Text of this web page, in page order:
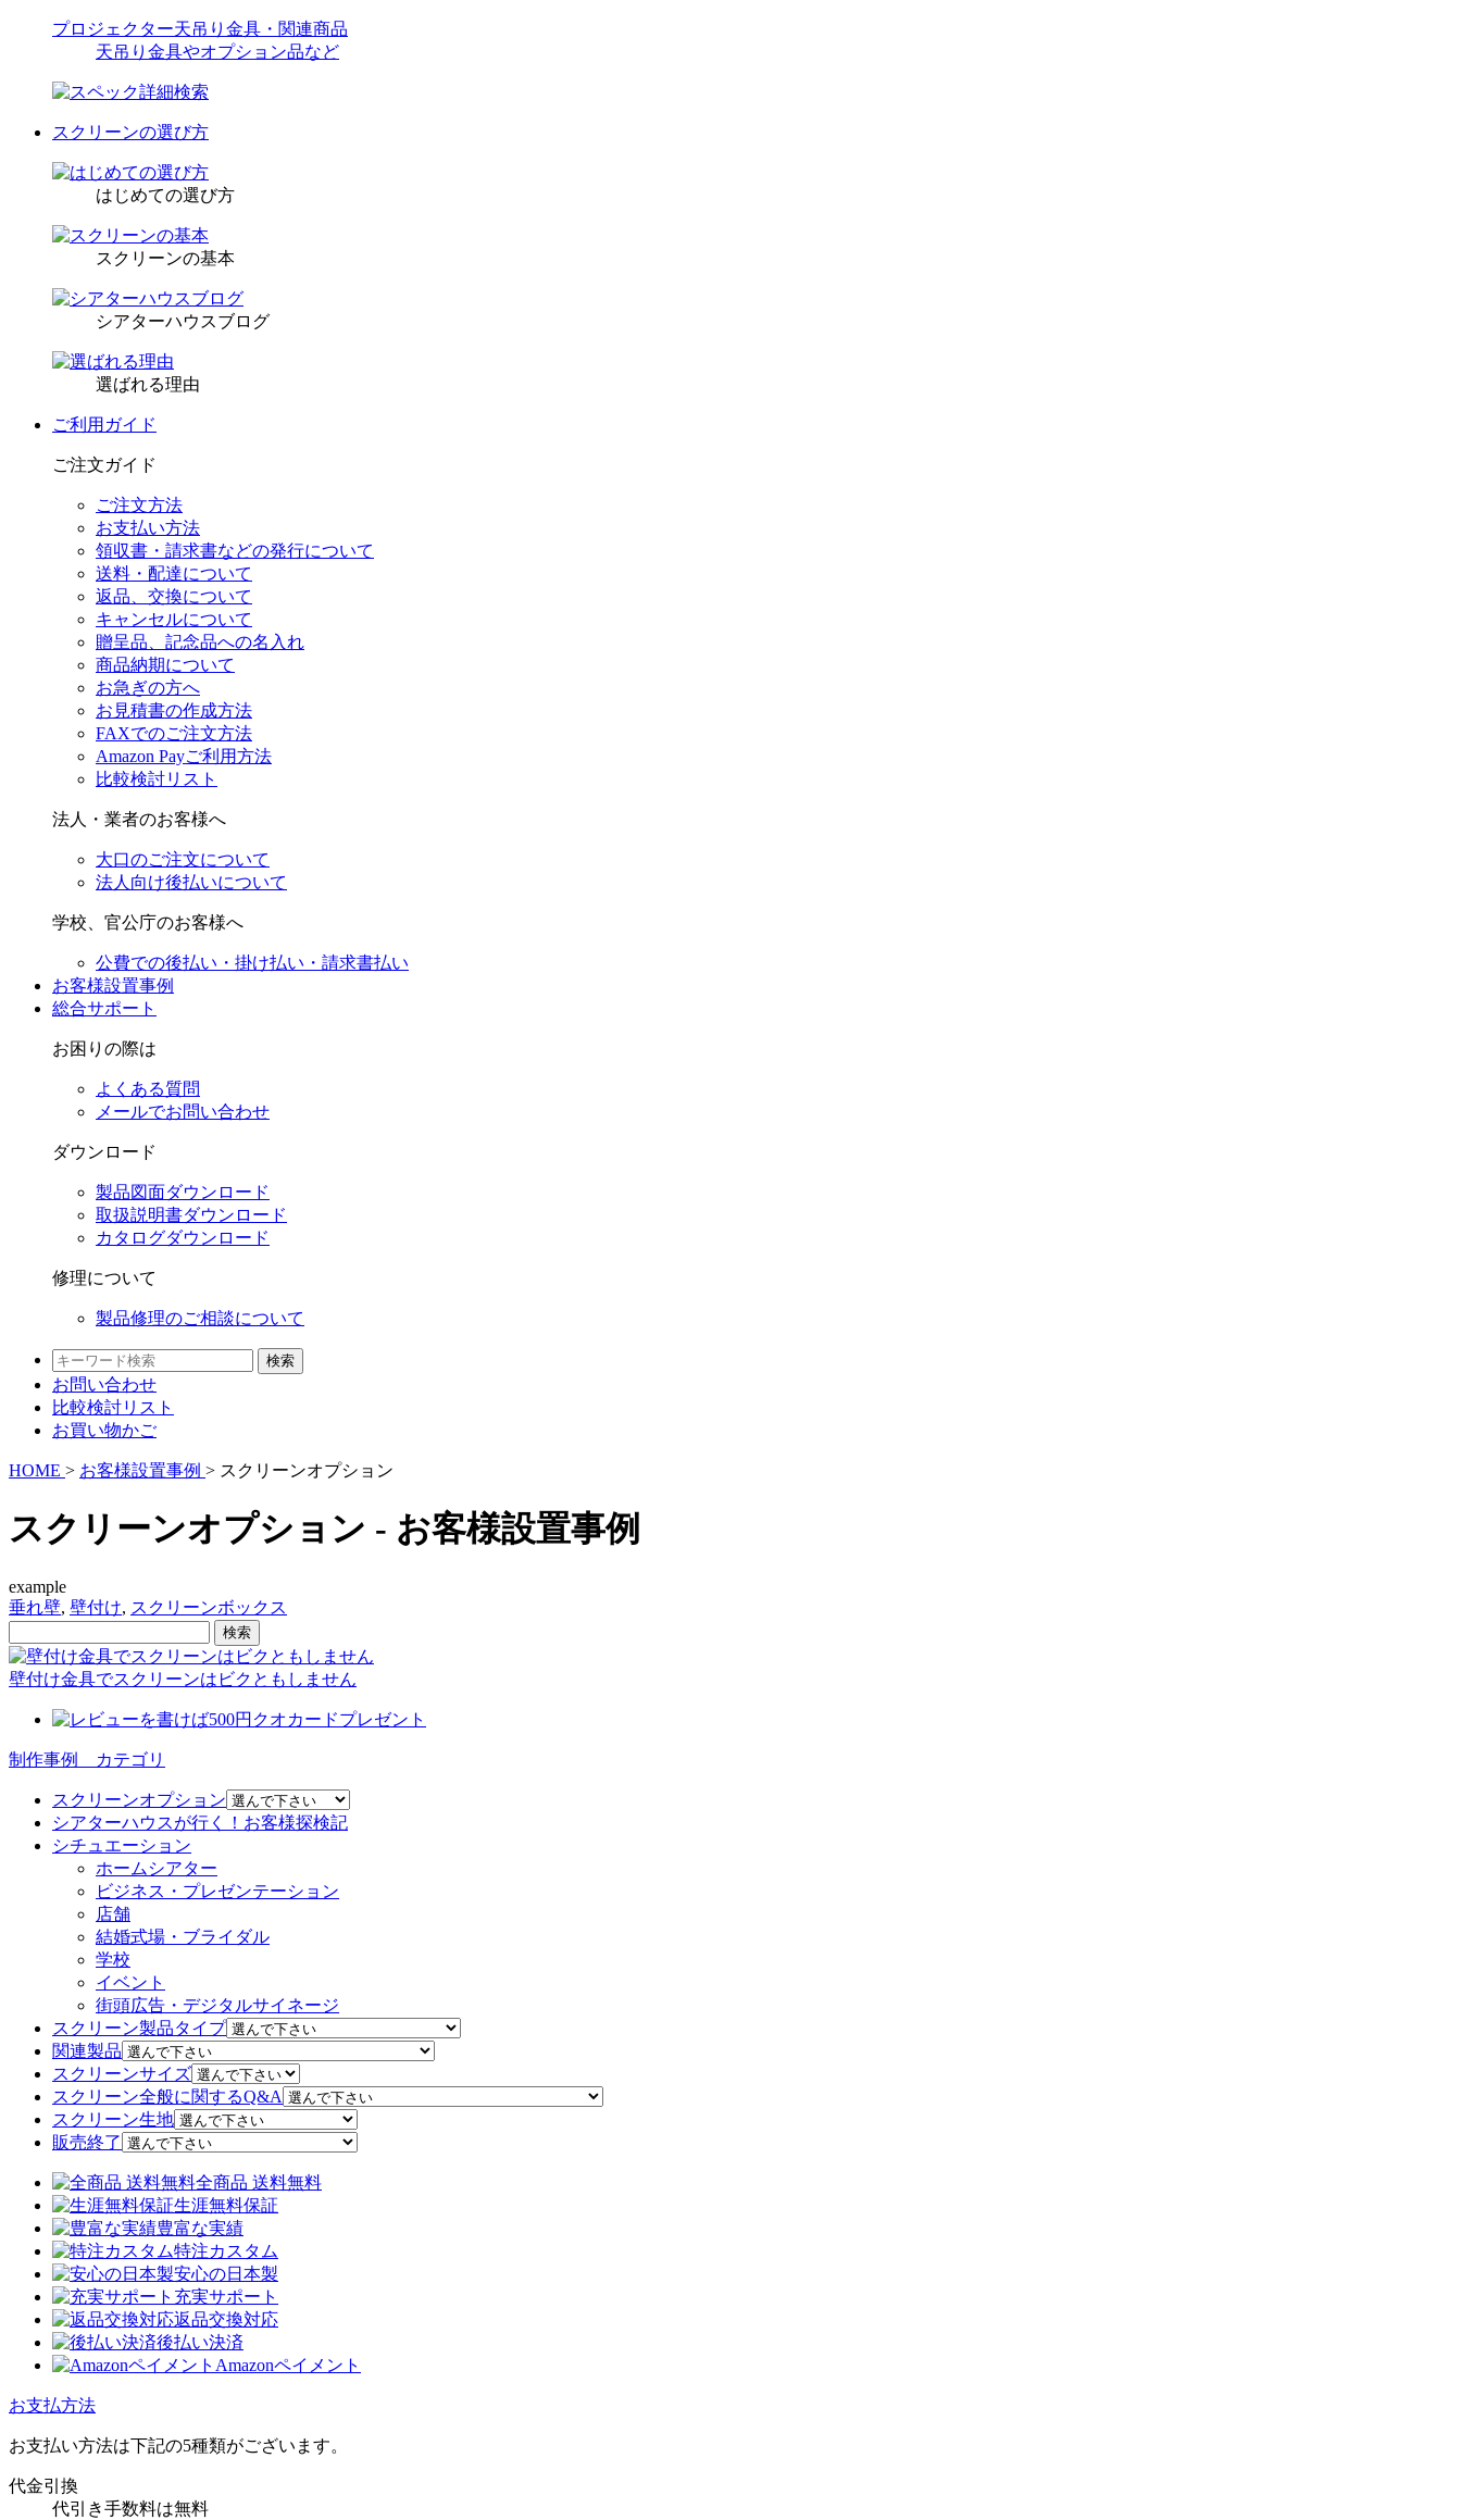
プロジェクター天吊り金具・関連商品
天吊り金具やオプション品など
スクリーンの選び方
はじめての選び方
スクリーンの基本
シアターハウスブログ
選ばれる理由
ご利用ガイド
ご注文ガイド
ご注文方法
お支払い方法
領収書・請求書などの発行について
送料・配達について
返品、交換について
キャンセルについて
贈呈品、記念品への名入れ
商品納期について
お急ぎの方へ
お見積書の作成方法
FAXでのご注文方法
Amazon Payご利用方法
比較検討リスト
法人・業者のお客様へ
大口のご注文について
法人向け後払いについて
学校、官公庁のお客様へ
公費での後払い・掛け払い・請求書払い
お客様設置事例
総合サポート
お困りの際は
よくある質問
メールでお問い合わせ
ダウンロード
製品図面ダウンロード
取扱説明書ダウンロード
カタログダウンロード
修理について
製品修理のご相談について
検索
お問い合わせ
比較検討リスト
お買い物かご
HOME > お客様設置事例 > スクリーンオプション
スクリーンオプション - お客様設置事例
example
垂れ壁, 壁付け, スクリーンボックス
壁付け金具でスクリーンはビクともしません
制作事例 カテゴリ
スクリーンオプション
シアターハウスが行く！お客様探検記
シチュエーション
ホームシアター
ビジネス・プレゼンテーション
店舗
結婚式場・ブライダル
学校
イベント
街頭広告・デジタルサイネージ
スクリーン製品タイプ
関連製品
スクリーンサイズ
スクリーン全般に関するQ&A
スクリーン生地
販売終了
全商品 送料無料
生涯無料保証
豊富な実績
特注カスタム
安心の日本製
充実サポート
返品交換対応
後払い決済
Amazonペイメント
お支払方法
お支払い方法は下記の5種類がございます。
代金引換
代引き手数料は無料